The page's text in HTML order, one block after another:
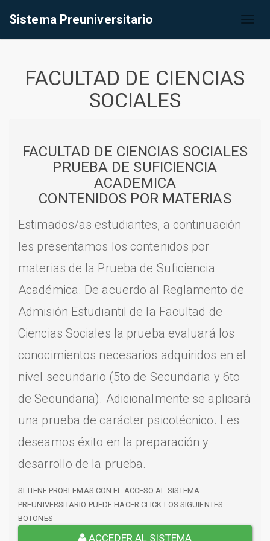
Sistema Preuniversitario
FACULTAD DE CIENCIAS
SOCIALES
FACULTAD DE CIENCIAS SOCIALES
PRUEBA DE SUFICIENCIA
ACADEMICA
CONTENIDOS POR MATERIAS
Estimados/as estudiantes, a continuación
les presentamos los contenidos por
materias de la Prueba de Suficiencia
Académica. De acuerdo al Reglamento de
Admisión Estudiantil de la Facultad de
Ciencias Sociales la prueba evaluará los
conocimientos necesarios adquiridos en el
nivel secundario (5to de Secundaria y 6to
de Secundaria). Adicionalmente se aplicará
una prueba de carácter psicotécnico. Les
deseamos éxito en la preparación y
desarrollo de la prueba.
SI TIENE PROBLEMAS CON EL ACCESO AL SISTEMA
PREUNIVERSITARIO PUEDE HACER CLICK LOS SIGUIENTES
BOTONES
ACCEDER AL SISTEMA